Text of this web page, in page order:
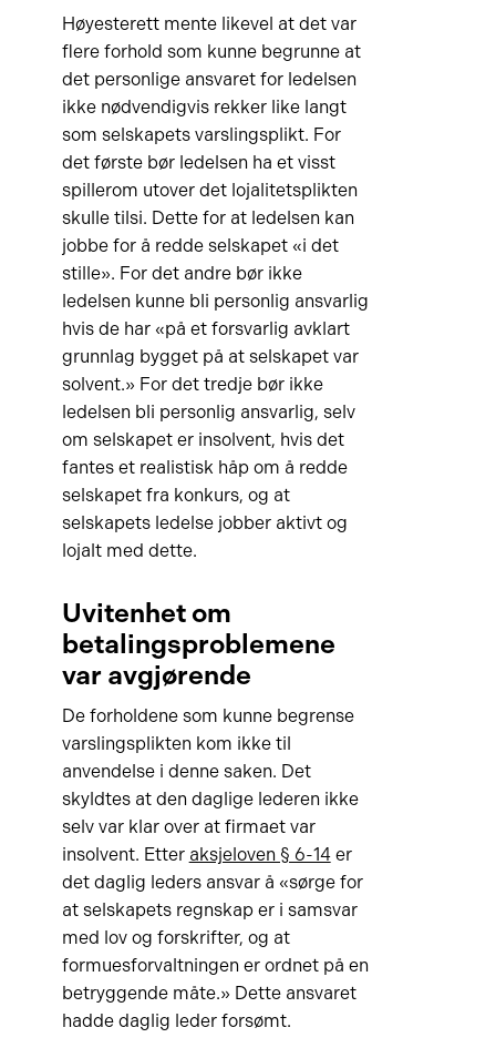
Høyesterett mente likevel at det var
flere forhold som kunne begrunne at
det personlige ansvaret for ledelsen
ikke nødvendigvis rekker like langt
som selskapets varslingsplikt. For
det første bør ledelsen ha et visst
spillerom utover det lojalitetsplikten
skulle tilsi. Dette for at ledelsen kan
jobbe for å redde selskapet «i det
stille». For det andre bør ikke
ledelsen kunne bli personlig ansvarlig
hvis de har «på et forsvarlig avklart
grunnlag bygget på at selskapet var
solvent.» For det tredje bør ikke
ledelsen bli personlig ansvarlig, selv
om selskapet er insolvent, hvis det
fantes et realistisk håp om å redde
selskapet fra konkurs, og at
selskapets ledelse jobber aktivt og
lojalt med dette.
Uvitenhet om
betalingsproblemene
var avgjørende
De forholdene som kunne begrense
varslingsplikten kom ikke til
anvendelse i denne saken. Det
skyldtes at den daglige lederen ikke
selv var klar over at firmaet var
insolvent. Etter aksjeloven § 6-14er
det daglig leders ansvar å «sørge for
at selskapets regnskap er i samsvar
med lov og forskrifter, og at
formuesforvaltningen er ordnet på en
betryggende måte.» Dette ansvaret
hadde daglig leder forsømt.